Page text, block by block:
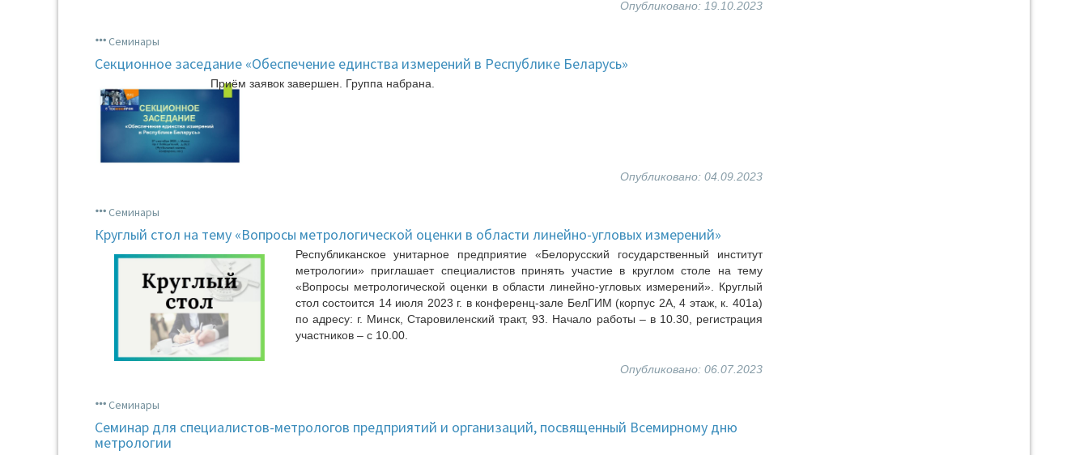
Опубликовано: 19.10.2023
Семинары
Секционное заседание «Обеспечение единства измерений в Республике Беларусь»
Приём заявок завершен. Группа набрана.
Опубликовано: 04.09.2023
Семинары
Круглый стол на тему «Вопросы метрологической оценки в области линейно-угловых измерений»
Республиканское унитарное предприятие «Белорусский государственный институт
метрологии» приглашает специалистов принять участие в круглом столе на тему
«Вопросы метрологической оценки в области линейно-угловых измерений». Круглый
стол состоится 14 июля 2023 г. в конференц-зале БелГИМ (корпус 2А, 4 этаж, к. 401а)
по адресу: г. Минск, Старовиленский тракт, 93. Начало работы – в 10.30, регистрация
участников – с 10.00.
Опубликовано: 06.07.2023
Семинары
Семинар для специалистов-метрологов предприятий и организаций, посвященный Всемирному дню
метрологии